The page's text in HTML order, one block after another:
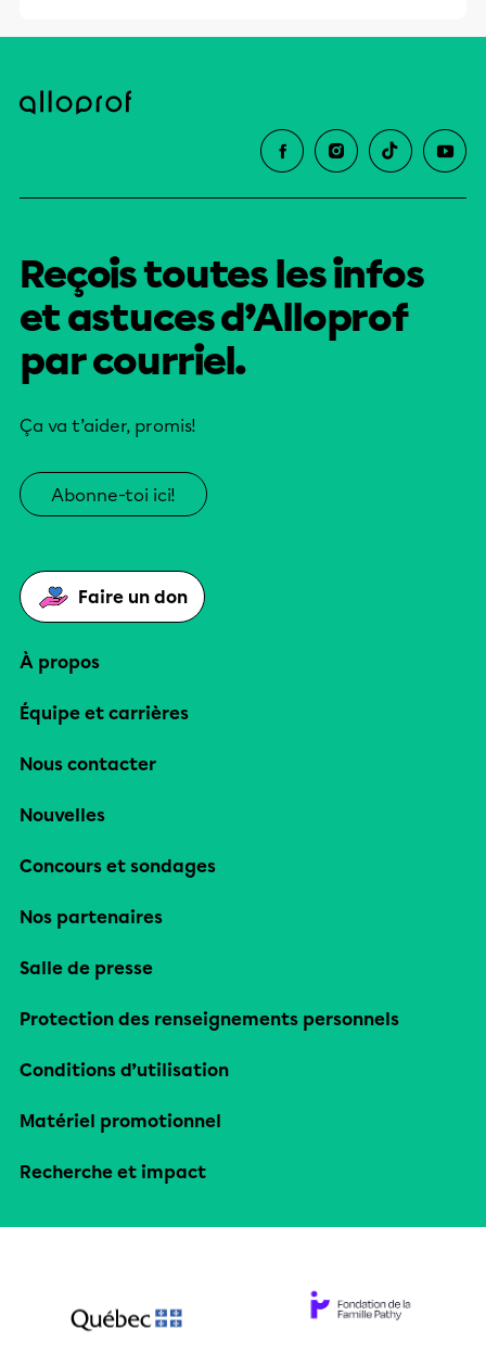
Reçois toutes les infos
et astuces d’Alloprof
par courriel.
Ça va t’aider, promis!
Abonne-toi ici!
Faire un don
À propos
Équipe et carrières
Nous contacter
Nouvelles
Concours et sondages
Nos partenaires
Salle de presse
Protection des renseignements personnels
Conditions d’utilisation
Matériel promotionnel
Recherche et impact